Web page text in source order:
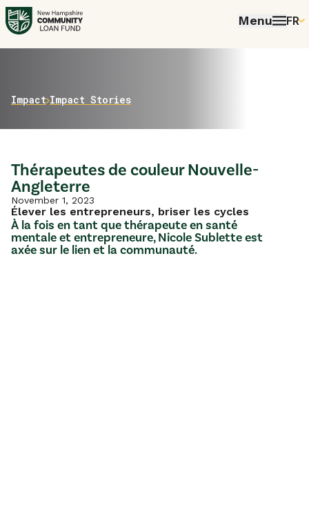
Menu FR
Home
Impact Impact Stories
Thérapeutes de couleur Nouvelle-
Angleterre
November 1, 2023
Élever les entrepreneurs, briser les cycles
À la fois en tant que thérapeute en santé
mentale et entrepreneure, Nicole Sublette est
axée sur le lien et la communauté.